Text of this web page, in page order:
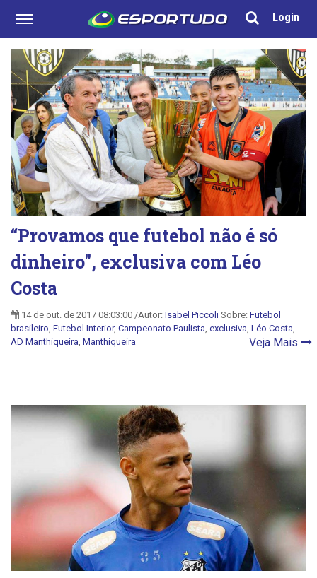
Login
“Provamos que futebol não é só
dinheiro", exclusiva com Léo
Costa
14 de out. de 2017 08:03:00 /Autor: Isabel Piccoli Sobre: Futebol
brasileiro Futebol Interior, Campeonato Paulista exclusiva Léo Costa
AD Manthiqueira Manthiqueira Veja Mais